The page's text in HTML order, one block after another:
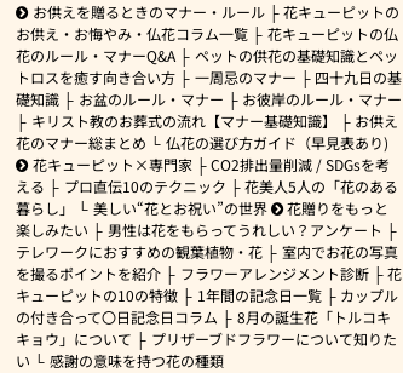
お供えを贈るときのマナー・ルール
花キューピットの
お供え・お悔やみ・仏花コラム一覧
花キューピットの仏
花のルール・マナーQ&A
ペットの供花の基礎知識とペッ
トロスを癒す向き合い方
一周忌のマナー
四十九日の基
礎知識
お盆のルール・マナー
お彼岸のルール・マナー
キリスト教のお葬式の流れ【マナー基礎知識】
お供え
花のマナー総まとめ
仏花の選び方ガイド（早見表あり)
花キューピット×専門家
CO2排出量削減 / SDGsを考
える
プロ直伝10のテクニック
花美人5人の「花のある
暮らし」
美しい“花とお祝い”の世界
花贈りをもっと
楽しみたい
男性は花をもらってうれしい？アンケート
テレワークにおすすめの観葉植物・花
室内でお花の写真
を撮るポイントを紹介
フラワーアレンジメント診断
花
キューピットの10の特徴
1年間の記念日一覧
カップル
の付き合って〇日記念日コラム
8月の誕生花「トルコキ
キョウ」について
プリザーブドフラワーについて知りた
い
感謝の意味を持つ花の種類